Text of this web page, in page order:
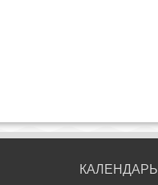
КАЛЕНДАРЬ